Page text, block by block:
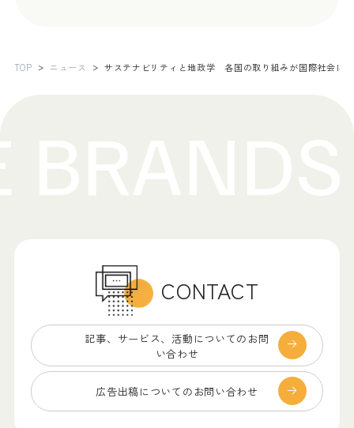
TOP ニュース サステナビリティと地政学 各国の取り組みが国際社会に
CONTACT
記事、サービス、 活動についてのお問
い合わせ
広告出稿についての お問い合わせ